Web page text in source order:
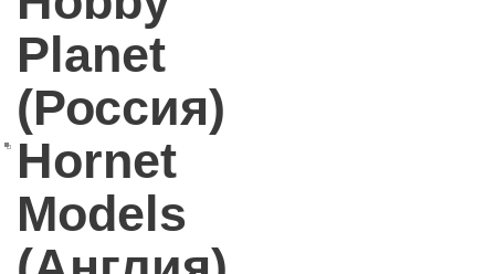
Planet
(Россия)
Hornet
Models